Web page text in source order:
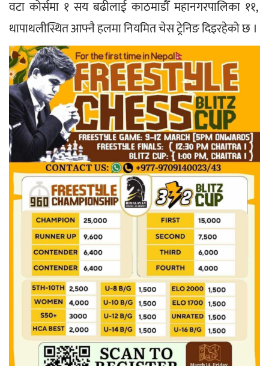
वटा कोर्समा १ सय बढीलाई काठमाडौँ महानगरपालिका ११,
थापाथलीस्थित आफ्नै हलमा नियमित चेस ट्रेनिङ दिइरहेको छ ।